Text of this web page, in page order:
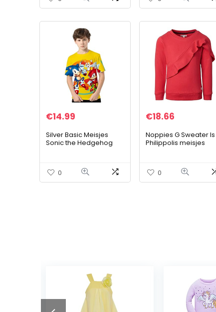
€14.99
Silver Basic Meisjes
Sonic the Hedgehog
Kindercadeaus
Populaire films Korte
mouw
0
€18.66
Noppies G Sweater ls
Philippolis meisjes
0